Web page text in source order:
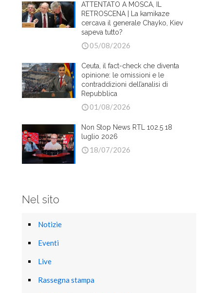
ATTENTATO A MOSCA, IL
RETROSCENA | La kamikaze
cercava il generale Chayko, Kiev
sapeva tutto?
05/08/2026
Ceuta, il fact-check che diventa
opinione: le omissioni e le
contraddizioni dell’analisi di
Repubblica
01/08/2026
Non Stop News RTL 102.5 18
luglio 2026
18/07/2026
Nel sito
Notizie
Eventi
Live
Rassegna stampa